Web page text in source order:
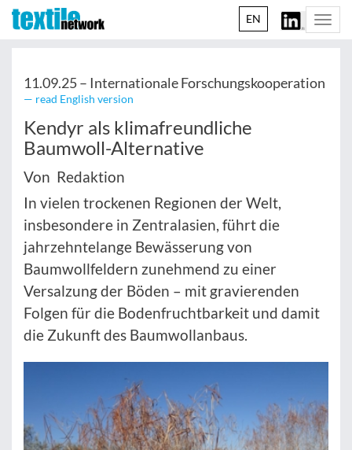
EN
11.09.25 – Internationale Forschungskooperation
— read English version
Kendyr als klimafreundliche
Baumwoll-Alternative
Von Redaktion
In vielen trockenen Regionen der Welt,
insbesondere in Zentralasien, führt die
jahrzehntelange Bewässerung von
Baumwollfeldern zunehmend zu einer
Versalzung der Böden – mit gravierenden
Folgen für die Bodenfruchtbarkeit und damit
die Zukunft des Baumwollanbaus.